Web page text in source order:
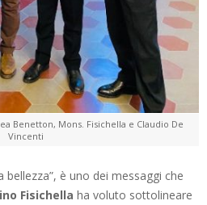
Benetton, Mons. Fisichella e Claudio De
Vincenti
è uno dei messaggi che
Fisichella ha voluto sottolineare